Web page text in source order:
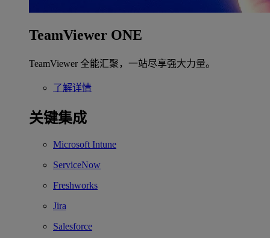
TeamViewer ONE
TeamViewer 全能汇聚，一站尽享强大力量。
了解详情
关键集成
Microsoft Intune
ServiceNow
Freshworks
Jira
Salesforce